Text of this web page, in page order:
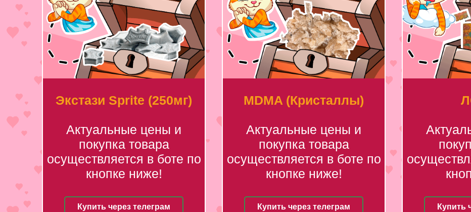
Экстази Sprite (250мг)
Актуальные цены и
покупка товара
осуществляется в боте по
кнопке ниже!
Купить через телеграм
MDMA (Кристаллы)
Актуальные цены и
покупка товара
осуществляется в боте по
кнопке ниже!
Купить через телеграм Купить